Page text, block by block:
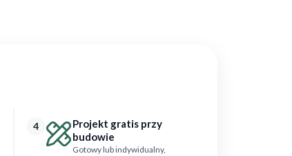
4
Projekt gratis przy
budowie
Gotowy lub indywidualny,